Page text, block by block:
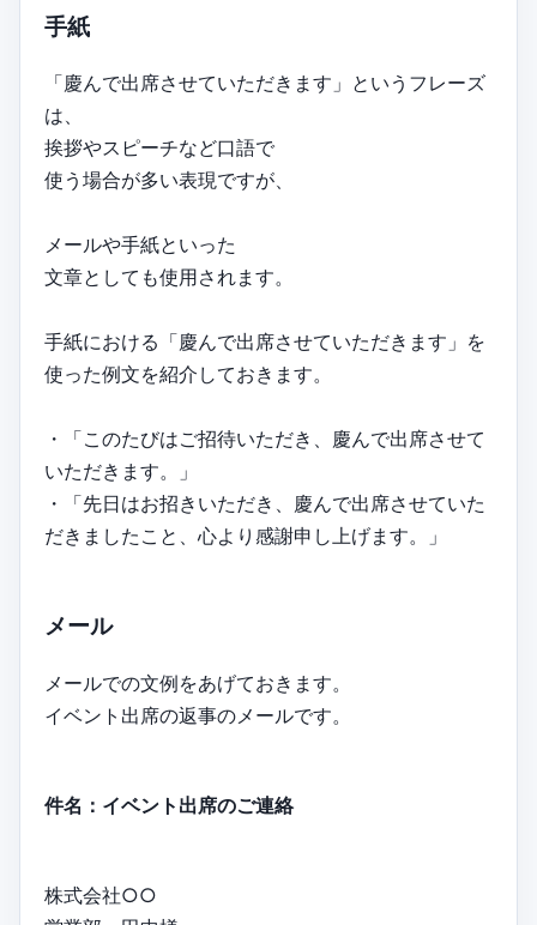
手紙
「慶んで出席させていただきます」というフレーズ
は、
挨拶やスピーチなど口語で
使う場合が多い表現ですが、
メールや手紙といった
文章としても使用されます。
手紙における「慶んで出席させていただきます」を
使った例文を紹介しておきます。
・「このたびはご招待いただき、慶んで出席させて
いただきます。」
・「先日はお招きいただき、慶んで出席させていた
だきましたこと、心より感謝申し上げます。」
メール
メールでの文例をあげておきます。
イベント出席の返事のメールです。
件名：イベント出席のご連絡
株式会社○○